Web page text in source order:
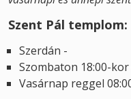
Szent Pál templom:
Szerdán -
Szombaton 18:00-
Vasárnap reggel